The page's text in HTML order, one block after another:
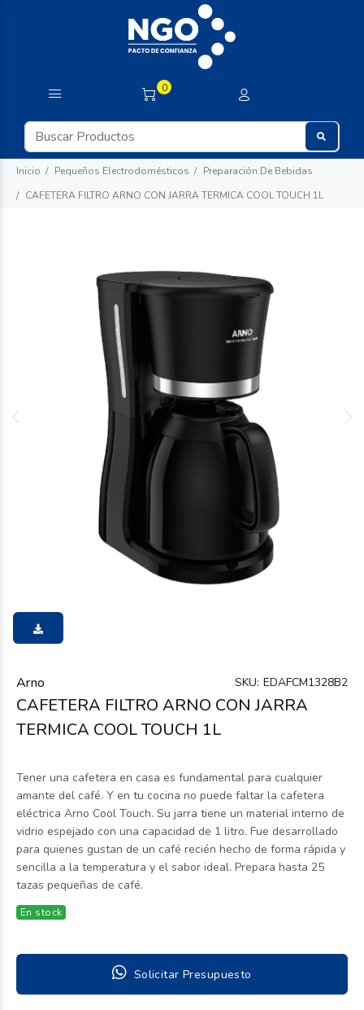
0
Inicio Pequeños Electrodomésticos
Preparación De Bebidas
CAFETERA FILTRO ARNO CON JARRA TERMICA COOL TOUCH 1L
Arno SKU: EDAFCM1328B2
CAFETERA FILTRO ARNO CON JARRA
TERMICA COOL TOUCH 1L
Tener una cafetera en casa es fundamental para cualquier
amante del café. Y en tu cocina no puede faltar la cafetera
eléctrica Arno Cool Touch. Su jarra tiene un material interno de
vidrio espejado con una capacidad de 1 litro. Fue desarrollado
para quienes gustan de un café recién hecho de forma rápida y
sencilla a la temperatura y el sabor ideal. Prepara hasta 25
tazas pequeñas de café.
En stock
Solicitar Presupuesto